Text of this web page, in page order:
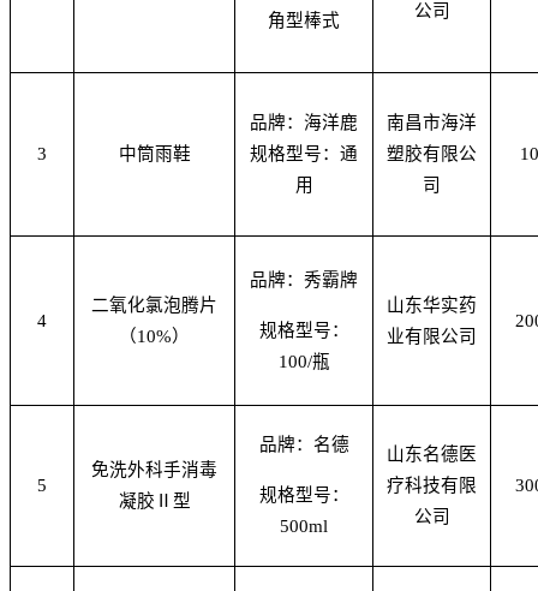
角型棒式
公司
3 中筒雨鞋
品牌：海洋鹿
规格型号：通
用
南昌市海洋
塑胶有限公
司
4
二氧化氯泡腾片
（10%）
品牌：秀霸牌
规格型号：
100/瓶
山东华实药
业有限公司
5
免洗外科手消毒
凝胶Ⅱ型
品牌：名德
规格型号：
500ml
山东名德医
疗科技有限
公司